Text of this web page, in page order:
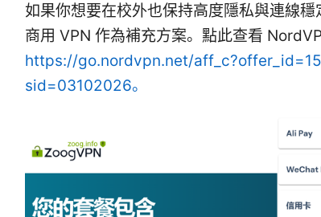
如果你想要在校外也保持高度隱私與連線
商用 VPN 作為補充方案。點此查看
https://go.nordvpn.net/
sid=03102026。